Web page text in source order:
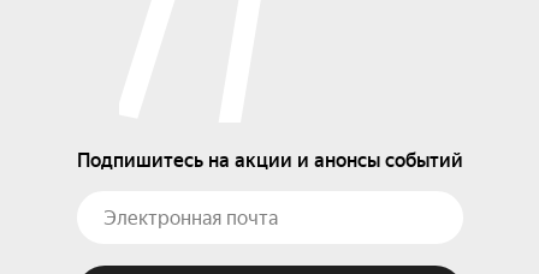
Подпишитесь на акции и анонсы событий